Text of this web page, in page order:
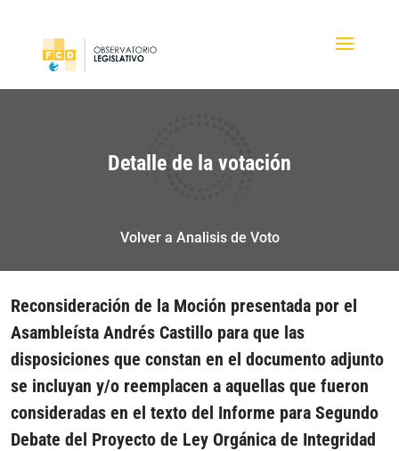
Detalle de la votación
Volver a Analisis de Voto
Reconsideración de la Moción presentada por el
Asambleísta Andrés Castillo para que las
disposiciones que constan en el documento adjunto
se incluyan y/o reemplacen a aquellas que fueron
consideradas en el texto del Informe para Segundo
Debate del Proyecto de Ley Orgánica de Integridad